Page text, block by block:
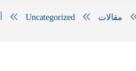
مقالات Uncategorized